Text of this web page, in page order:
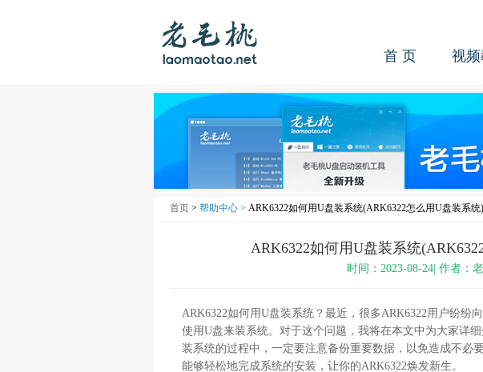
首 页 视
首页 > 帮助中心 > ARK6322如何用U盘装系统(ARK6322怎么用U盘装系统)
ARK6322如何用U盘装系统
时间：2023-08-24| 作者：
ARK6322如何用U盘装系统？最近，很多ARK6322用户纷纷
使用U盘来装系统。对于这个问题，我将在本文中为大家详
装系统的过程中，一定要注意备份重要数据，以免造成不必
能够轻松地完成系统的安装，让你的ARK6322焕发新生。